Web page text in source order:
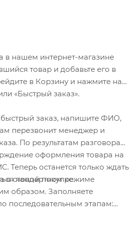
в нашем интернет-магазине
товар и добавьте его в
в Корзину и нажмите на
«Быстрый заказ».
заказ, напишите ФИО,
перезвонит менеджер и
По результатам разговора
оформления товара на
Теперь останется только ждать
новой покупке.
в стандартном режиме
образом. Заполняете
последовательным этапам: